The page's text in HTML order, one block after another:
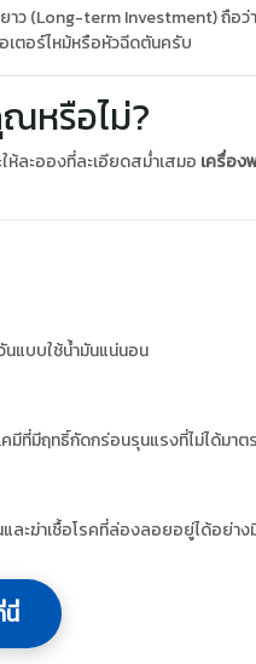
าว (Long-term Investment) ถือ
เตอร์ไหม้หรือหัวฉีดตันครับ
หรือไม่?
ละอองที่ละเอียดสม่ำเสมอ เครื่อ
นแบบใช้น้ำมันแน่นอน
มีที่มีฤทธิ์กัดกร่อนรุนแรงที่ไม่ได้มาต
และฆ่าเชื้อโรคที่ล่องลอยอยู่ได้อย่
นี่